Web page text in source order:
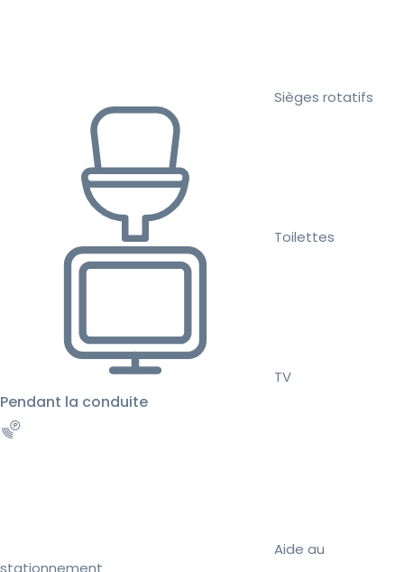
Sièges rotatifs
Toilettes
TV
Pendant la conduite
Aide au
stationnement